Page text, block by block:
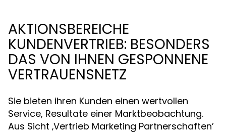
AKTIONSBEREICHE
KUNDENVERTRIEB: BESONDERS
DAS VON IHNEN GESPONNENE
VERTRAUENSNETZ
Sie bieten ihren Kunden einen wertvollen
Service, Resultate einer Marktbeobachtung.
Aus Sicht ‚Vertrieb Marketing Partnerschaften’